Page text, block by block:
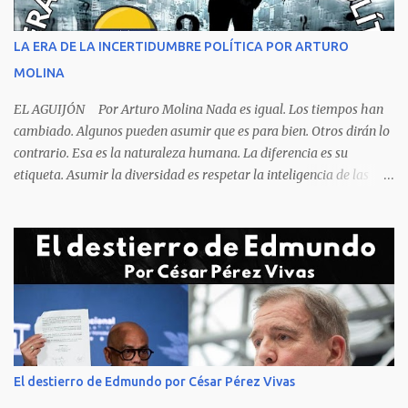
orden y el campeón mundial sentado apacible y sin presentar su
rostro rasgos de asfixia mecánica, que se reflejan en un color
recuento de lo sucedido antes de este día fatídico. ...
LA ERA DE LA INCERTIDUMBRE POLÍTICA POR ARTURO
MOLINA
EL AGUIJÓN Por Arturo Molina Nada es igual. Los tiempos han
cambiado. Algunos pueden asumir que es para bien. Otros dirán lo
contrario. Esa es la naturaleza humana. La diferencia es su
etiqueta. Asumir la diversidad es respetar la inteligencia de las
obliga a los líderes, a crear de forma urgente, estrategias
responsables para restituir la confianza de los ciudadanos hacia
las instituciones. El desmoronamiento moral de la sociedad va a
repercutir en la de los gobernantes, a quienes los devorará la
soledad. Un soplo de aliento fresco es la solicitud en la calle. La
relación sólida entre gobernantes y gobernados se construye con
base a la comunicación y la transparencia en las actuaciones. El
gobernante que pretenda una oposición a su medida obtendrá
El destierro de Edmundo por César Pérez Vivas